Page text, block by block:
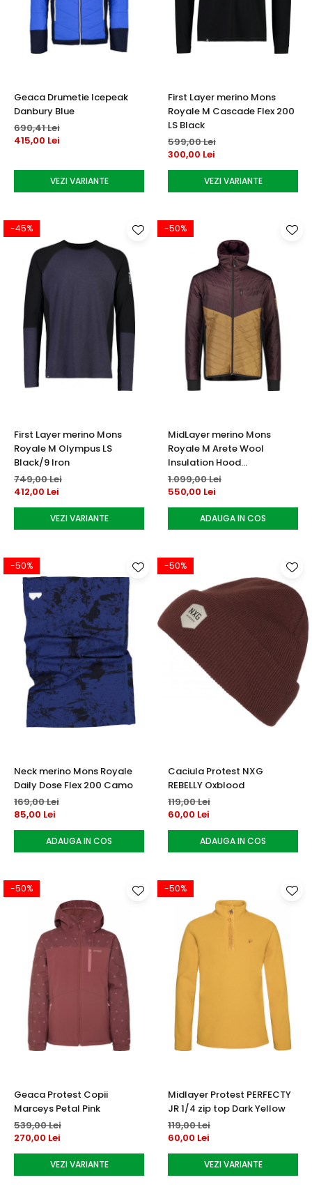
Geaca Drumetie Icepeak
Danbury Blue
690,41 Lei
415,00 Lei
VEZI VARIANTE
First Layer merino Mons
Royale M Cascade Flex 200
LS Black
599,00 Lei
300,00 Lei
VEZI VARIANTE
-45%
First Layer merino Mons
Royale M Olympus LS
Black/9 Iron
749,00 Lei
412,00 Lei
VEZI VARIANTE
-50%
MidLayer merino Mons
Royale M Arete Wool
Insulation Hood
Toffee/Wine
1.099,00 Lei
550,00 Lei
ADAUGA IN COS
-50%
Neck merino Mons Royale
Daily Dose Flex 200 Camo
169,00 Lei
85,00 Lei
ADAUGA IN COS
-50%
Caciula Protest NXG
REBELLY Oxblood
119,00 Lei
60,00 Lei
ADAUGA IN COS
-50%
Geaca Protest Copii
Marceys Petal Pink
539,00 Lei
270,00 Lei
VEZI VARIANTE
-50%
Midlayer Protest PERFECTY
JR 1/4 zip top Dark Yellow
119,00 Lei
60,00 Lei
VEZI VARIANTE